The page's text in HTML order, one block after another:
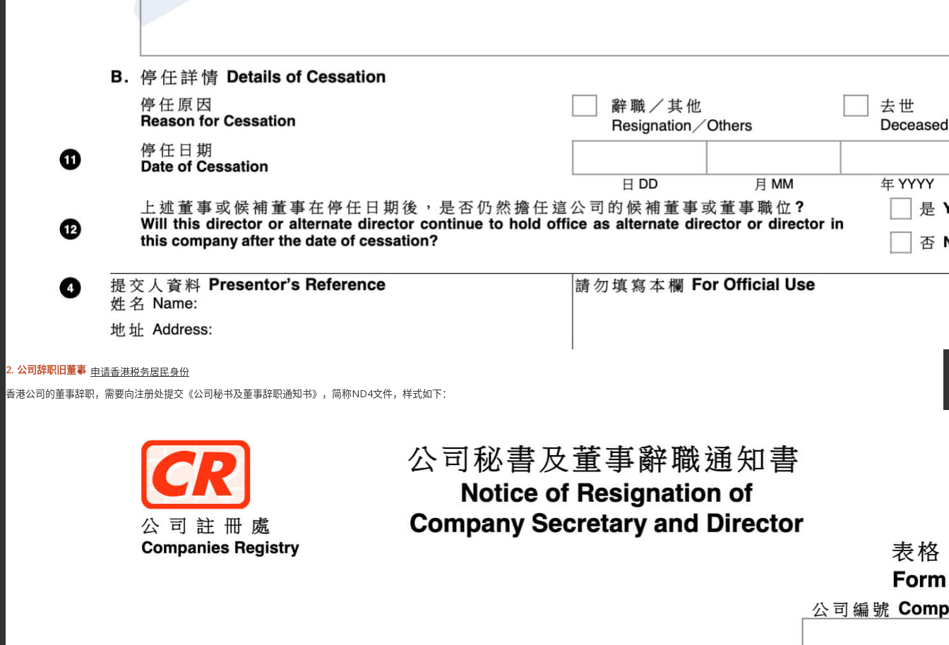
董事在职证明COI申请
良好存续证明CGS申请
海外公司年审
财务税务
审计服务
离岸豁免
申请香港税务居民身份
注册香港商标
2. 公司辞职旧董事
香港公司的董事辞职，需要向注册处提交《公司秘书及董事辞职通知书》，简称ND4文件，样式如下：